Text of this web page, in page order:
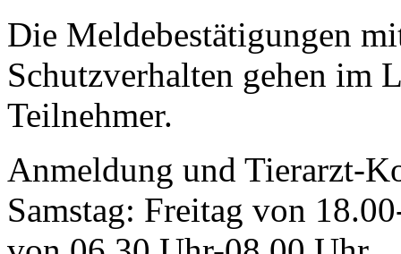
Die Meldebestätigungen
Schutzverhalten gehen im
Teilnehmer.
Anmeldung und Tierarzt-
Samstag: Freitag von